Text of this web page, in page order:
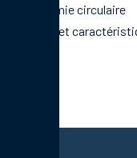
L’économie circulaire
Qualités et